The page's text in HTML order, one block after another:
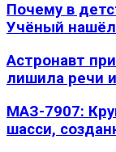
Почему в
Учёный нашёл
Астронавт
лишила речи
МАЗ-7907:
шасси,